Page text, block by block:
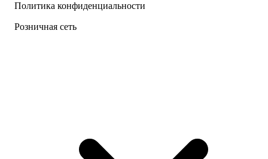
Политика конфиденциальности
Розничная сеть